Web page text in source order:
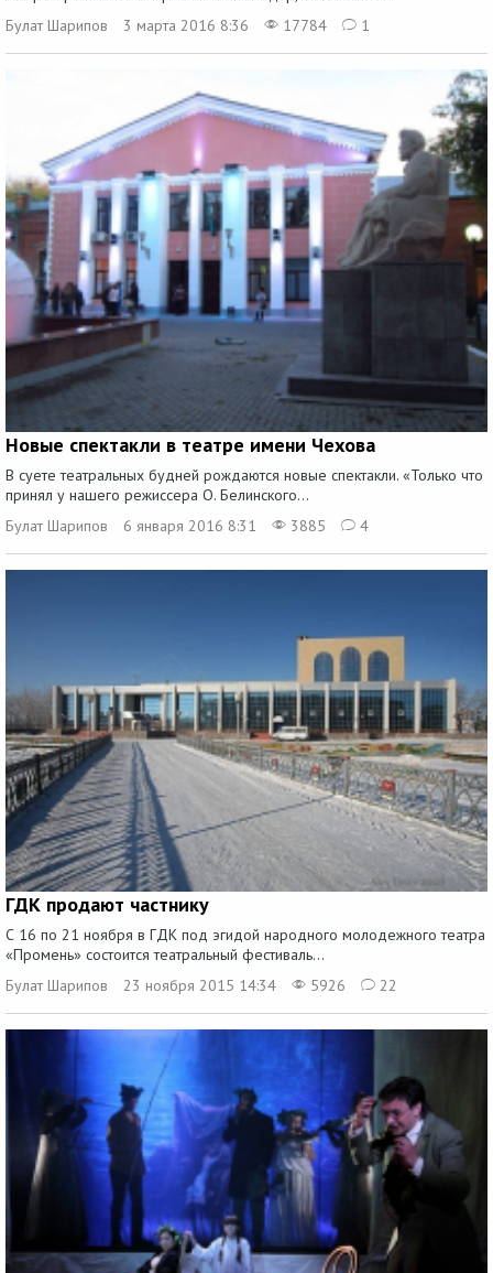
Булат Шарипов
3 марта 2016 8:36 17784 1
Новые спектакли в театре имени Чехова
В суете театральных будней рождаются новые спектакли. «Только что
принял у нашего режиссера О. Белинского...
Булат Шарипов
6 января 2016 8:31 3885 4
ГДК продают частнику
С 16 по 21 ноября в ГДК под эгидой народного молодежного театра
«Промень» состоится театральный фестиваль...
Булат Шарипов
23 ноября 2015 14:34 5926 22